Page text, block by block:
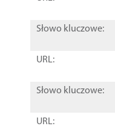
Słowo kluczowe:
URL:
Słowo kluczowe:
URL: